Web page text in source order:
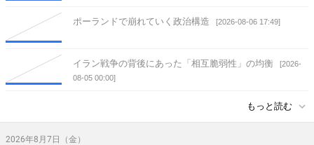
ポーランドで崩れていく政治構造 [2026-08-06 17:49]
イラン戦争の背後にあった「相互脆弱性」の均衡
[2026-
08-05 00:00]
もっと読む
2026年8月7日（金）